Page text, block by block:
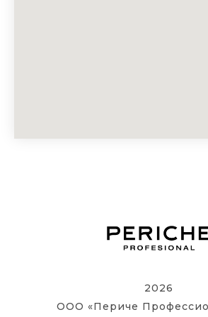
2026
ООО «Периче